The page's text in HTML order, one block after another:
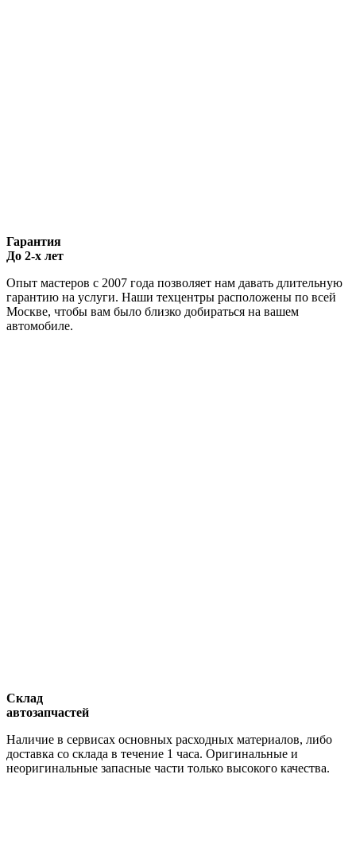
Гарантия
До 2-х лет
Опыт мастеров с 2007 года позволяет нам давать длительную
гарантию на услуги. Наши техцентры расположены по всей
Москве, чтобы вам было близко добираться на вашем
автомобиле.
Склад
автозапчастей
Наличие в сервисах основных расходных материалов, либо
доставка со склада в течение 1 часа. Оригинальные и
неоригинальные запасные части только высокого качества.